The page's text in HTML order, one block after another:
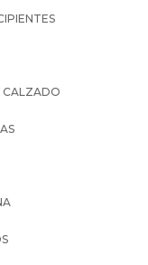
CALZADO